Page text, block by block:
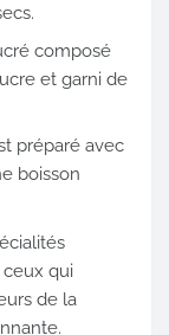
composé
et garni de
préparé avec
boisson
qui
de la